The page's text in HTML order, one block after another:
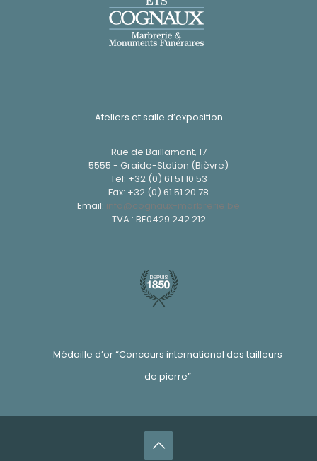
Ateliers et salle d’exposition
Rue de Baillamont, 17
5555 - Graide-Station (Bièvre)
Tel: +32 (0) 61 51 10 53
Fax: +32 (0) 61 51 20 78
Email: info@cognaux-marbrerie.be
TVA : BE0429 242 212
Médaille d’or “Concours international des tailleurs
de pierre”